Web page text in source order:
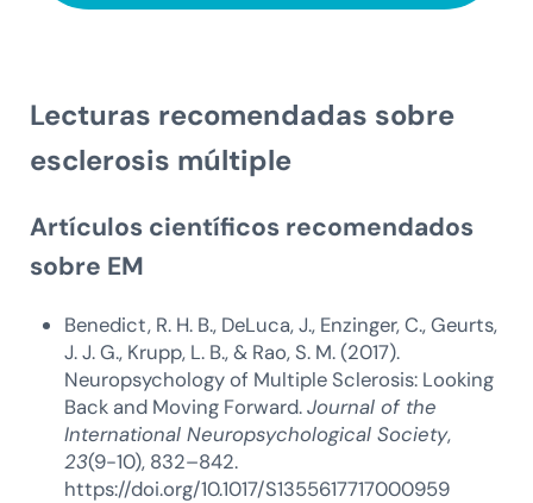
Lecturas recomendadas sobre
esclerosis múltiple
Artículos científicos recomendados
sobre EM
Benedict, R. H. B., DeLuca, J., Enzinger, C., Geurts,
J. J. G., Krupp, L. B., & Rao, S. M. (2017).
Neuropsychology of Multiple Sclerosis: Looking
Back and Moving Forward.Journal of the
International Neuropsychological Society,
23(9-10), 832–842.
https://doi.org/10.1017/S1355617717000959